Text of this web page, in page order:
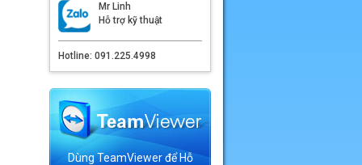
Mr Linh
Hỗ trợ kỹ thuật
Hotline: 091.225.4998
Dùng TeamViewer để Hỗ